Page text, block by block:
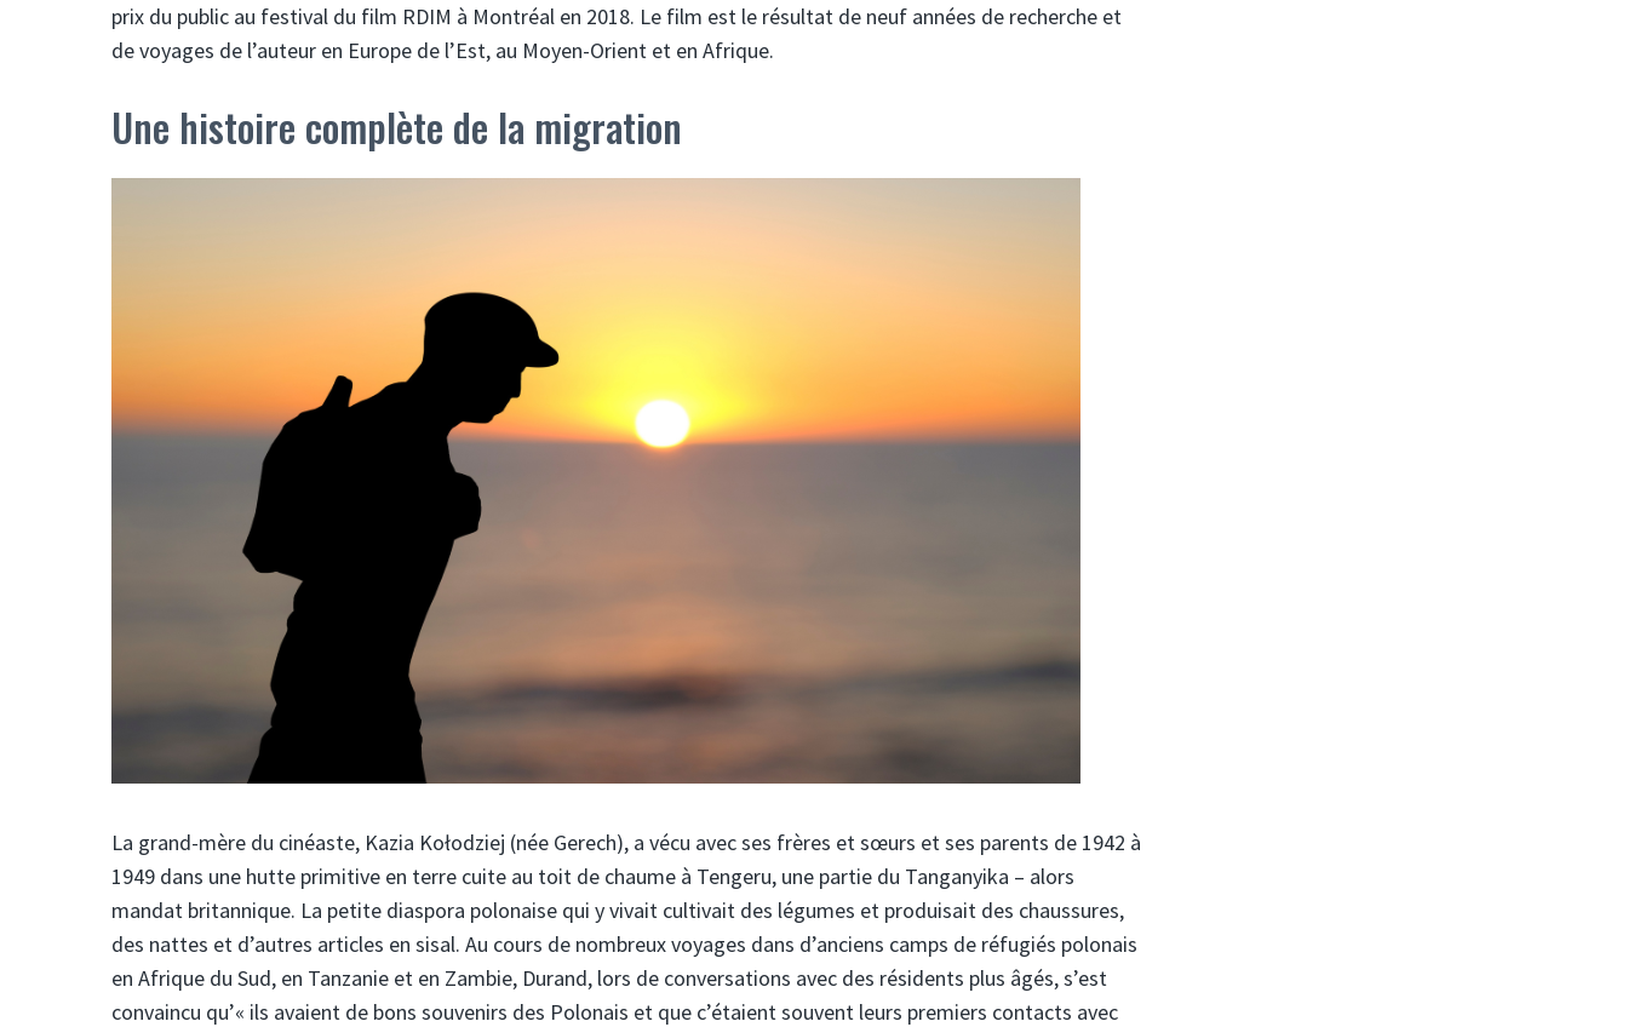
prix du public au festival du film RDIM à Montréal en 2018. Le film est le résultat de neuf années de recherche et
de voyages de l’auteur en Europe de l’Est, au Moyen-Orient et en Afrique.
Une histoire complète de la migration
La grand-mère du cinéaste, Kazia Kołodziej (née Gerech), a vécu avec ses frères et sœurs et ses parents de 1942 à
1949 dans une hutte primitive en terre cuite au toit de chaume à Tengeru, une partie du Tanganyika – alors
mandat britannique. La petite diaspora polonaise qui y vivait cultivait des légumes et produisait des chaussures,
des nattes et d’autres articles en sisal. Au cours de nombreux voyages dans d’anciens camps de réfugiés polonais
en Afrique du Sud, en Tanzanie et en Zambie, Durand, lors de conversations avec des résidents plus âgés, s’est
convaincu qu’« ils avaient de bons souvenirs des Polonais et que c’étaient souvent leurs premiers contacts avec